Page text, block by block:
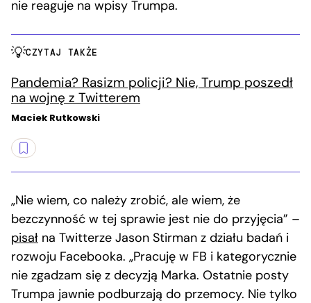
nie reaguje na wpisy Trumpa.
CZYTAJ TAKŻE
Pandemia? Rasizm policji? Nie, Trump poszedł
na wojnę z Twitterem
Maciek Rutkowski
„Nie wiem, co należy zrobić, ale wiem, że
bezczynność w tej sprawie jest nie do przyjęcia” –
pisał na Twitterze Jason Stirman z działu badań i
rozwoju Facebooka. „Pracuję w FB i kategorycznie
nie zgadzam się z decyzją Marka. Ostatnie posty
Trumpa jawnie podburzają do przemocy. Nie tylko